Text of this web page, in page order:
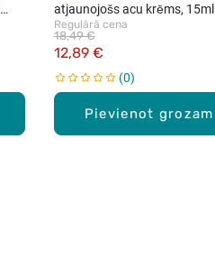
Pievienot grozam
atjaunojošs acu krēms, 15ml
Regulārā cena
12,89 €
18,49 €
0